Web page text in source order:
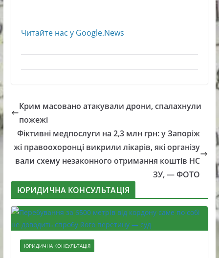
Читайте нас у Google.News
Крим масовано атакували дрони, спалахнули
пожежі
Фіктивні медпослуги на 2,3 млн грн: у Запоріж
жі правоохоронці викрили лікарів, які організу
вали схему незаконного отримання коштів НС
ЗУ, — ФОТО
ЮРИДИЧНА КОНСУЛЬТАЦІЯ
ЮРИДИЧНА КОНСУЛЬТАЦІЯ